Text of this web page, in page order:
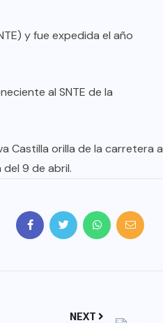
y fue expedida el año
al SNTE de la
Castilla orilla de la carretera a
9 de abril.
NEXT